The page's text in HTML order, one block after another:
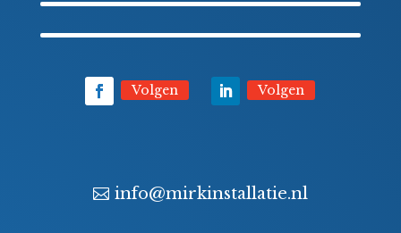
Volgen Volgen
info@mirkinstallatie.nl